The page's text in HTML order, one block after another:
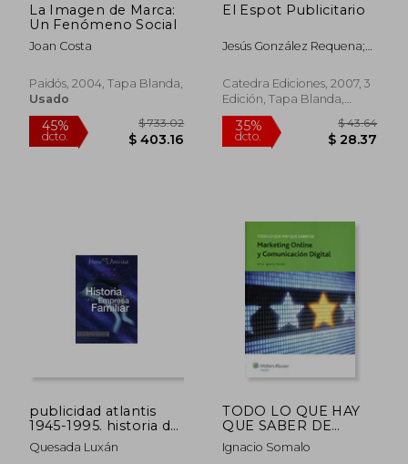
La Imagen de Marca:
Un Fenómeno Social
Joan Costa
Paidós, 2004, Tapa Blanda,
Usado
El Espot Publicitario
Jesús González Requena;
Catedra Ediciones, 2007, 3
Edición, Tapa Blanda,
Nuevo
publicidad atlantis
1945-1995. historia de
una empresa familiar
Quesada Luxán
TODO LO QUE HAY
QUE SABER DE
MARKETING ONLINE
Y COMUNICACIÓN
Ignacio Somalo